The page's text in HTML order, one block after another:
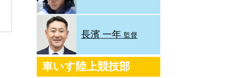
長濱 一年 監督
車いす陸上競技部